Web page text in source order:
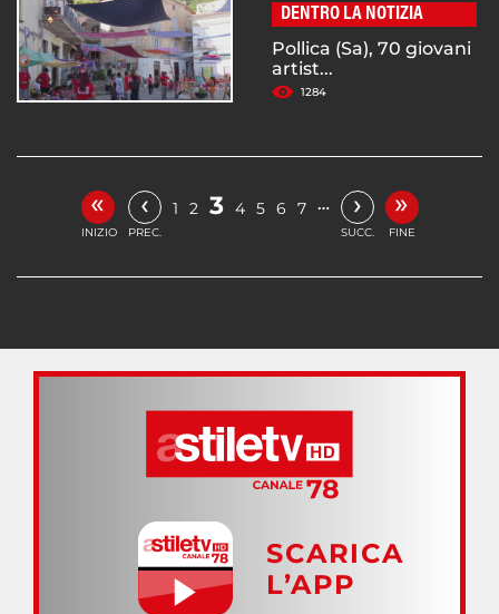
DENTRO LA NOTIZIA
Pollica (Sa), 70 giovani
artist...
1284
«
INIZIO
‹
PREC.
1 2 3 4 5 6 7 … ›
SUCC.
»
FINE
SCARICA
L’APP